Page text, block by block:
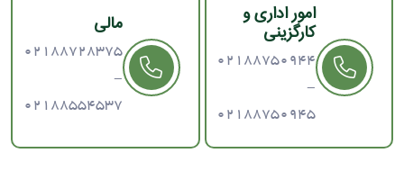
امور اداری و
کارگزینی
02188750944
-
02188750945
مالی
02188728375
-
02188554537